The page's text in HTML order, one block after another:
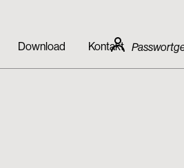
Download Kontakt